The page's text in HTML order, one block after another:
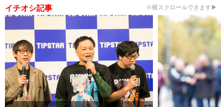
イチオシ記事 ※横スクロールできます▶